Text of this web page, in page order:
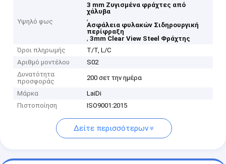
Υψηλό φως
3 mm Ζυγισμένα φράχτες από
χάλυβα
,
Ασφάλεια φυλακών Σιδηρουργική
περίφραξη
,3mm Clear View Steel Φράχτης
Όροι πληρωμής
T/T, L/C
Αριθμό μοντέλου
S02
Δυνατότητα
προσφοράς
200 σετ την ημέρα
Μάρκα
LaiDi
Πιστοποίηση
ISO9001:2015
Δείτε περισσότερων